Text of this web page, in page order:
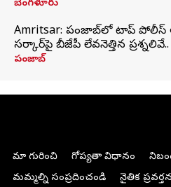
బెంగళూరు
Amritsar: పంజాబ్‌లో టాప్ పోలీస్
సర్కార్‌పై బీజేపీ లేవనెత్తిన ప్రశ్నలివే..
పంజాబ్
మా గురించి గోప్యతా విధానం
మమ్మల్ని సంప్రదించండి
నైతిక ప్రవర్తన